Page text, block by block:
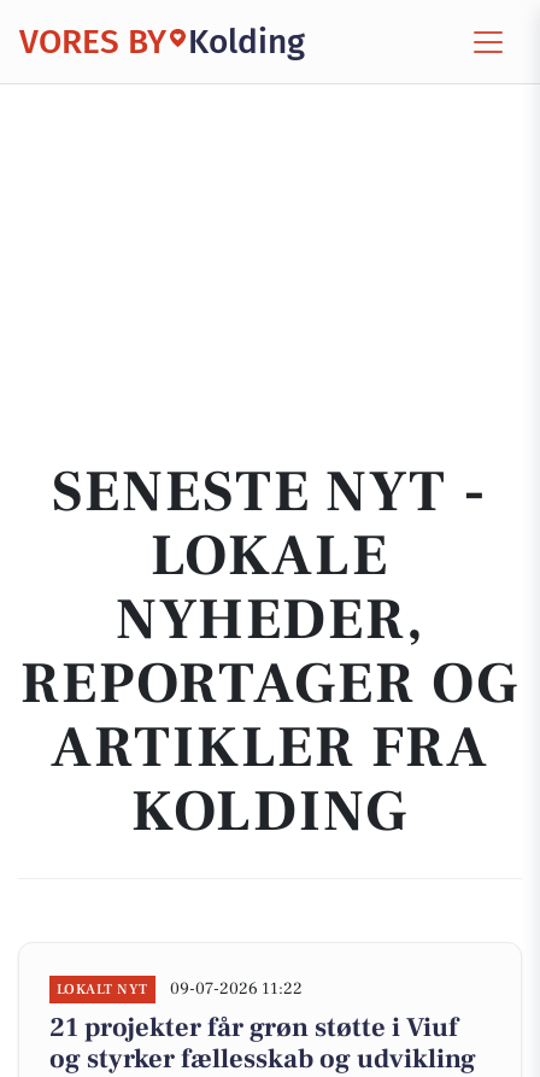
VORES BY Kolding
SENESTE NYT -
LOKALE
NYHEDER,
REPORTAGER OG
ARTIKLER FRA
KOLDING
LOKALT NYT 09-07-2026 11:22
21 projekter får grøn støtte i Viuf
og styrker fællesskab og udvikling